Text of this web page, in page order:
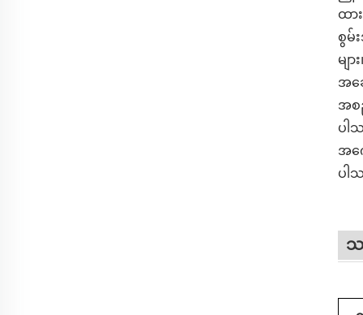
ထာ
စွမ်
မျ
အဆ
အစ
ပါ
အက
ပါ
သ